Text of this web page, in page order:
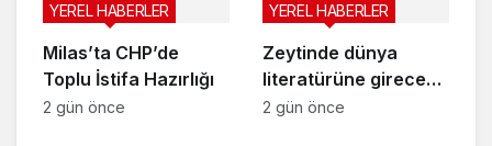
Milas’ta CHP’de
Toplu İstifa Hazırlığı
YEREL HABERLER
2 gün önce
Zeytinde dünya
literatürüne girecek
başarı
YEREL HABERLER
2 gün önce